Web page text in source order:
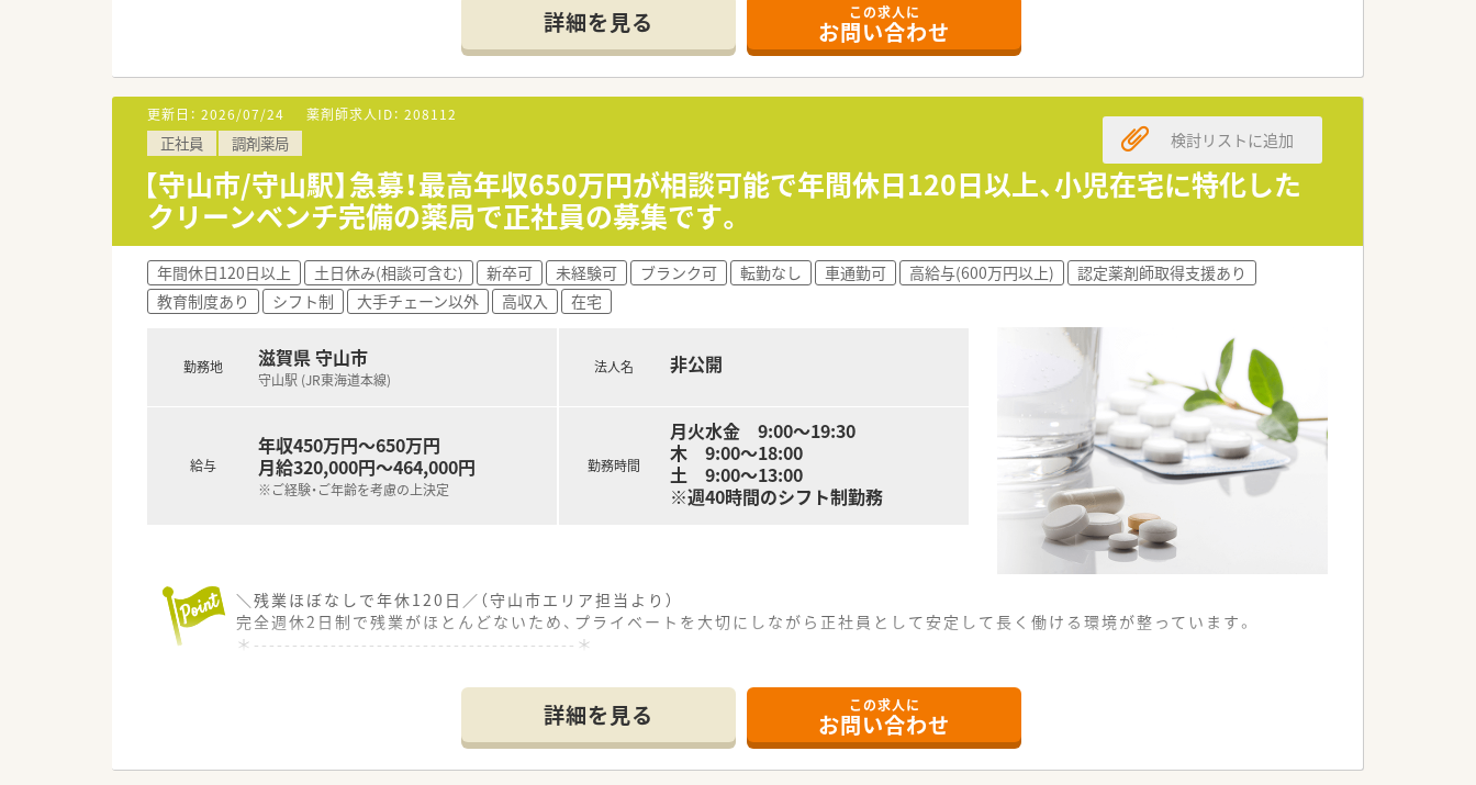
■JR東海道本線の守山駅から車で10分ほどの場所に位置しており、門前のクリニックと密に連携している調剤薬局です。
■応需科目は小児科が中心であり、同時に地域でも専門性の高い小児在宅医療へ積極的に取り組んでいるのが特徴です。
■処方箋枚数は1日平均60枚ほどとなっており、複数の薬剤師と事務スタッフがチームワーク良く対応しています。
【募集背景と求める人物像について】
■今後の複数店舗の開局予定や事業拡大を見据えた体制強化のための増員であり、会社の成長を支えてくれる方を募集します。
■小児在宅医療に対して強い興味や関心を持ち、患者様とそのご家族を支えたいという熱意のある方を求めています。
■在宅業務での配達などで車の運転が必須となるため、普通自動車運転免許を保有して実際に運転ができる方を歓迎します。
【法人特徴について】
■滋賀県を中心に店舗を展開しており、重度の障害を持つ子どもたちやそのご家族にお薬を届けるという理念を掲げています。
■元MRの代表自らが現場に立って小児在宅をメインに担当しており、社内の風通しが良く非常にクリーンな経営スタイルです。
■小児科の医療センターに勤務していた医師から開局の声が掛かるほど、地域社会や医療従事者から厚い信頼を得ています。
【想定される業務内容】
■門前の小児科クリニックから受け付ける処方箋に基づき、正確な調剤や適切な監査、丁寧な服薬指導の業務を行います。
■完備されている無菌調剤室（クリーンベンチ）を活用して、小児在宅医療に必要となる高度な調剤業務にも携わります。
■車を運転して患者様の居宅などへお薬の配達を行い、ご家族の不安に寄り添いながら在宅での服薬管理指導を担います。
詳細を見る この求人に
お問い合わせ
更新日： 2026/07/24 薬剤師求人ID： 208112
正社員 調剤薬局
【守山市/守山駅】急募！最高年収650万円が相談可能で年間休日120日以上、小児在宅に特化した
クリーンベンチ完備の薬局で正社員の募集です。
検討リストに追加
年間休日120日以上 土日休み(相談可含む) 新卒可 未経験可 ブランク可 転勤なし 車通勤可 高給与(600万円以上)
認定薬剤師取得支援あり
教育制度あり
シフト制 大手チェーン以外 高収入 在宅
勤務地 滋賀県 守山市
守山駅 (JR東海道本線)
給与
年収450万円～650万円
月給320,000円～464,000円
※ご経験・ご年齢を考慮の上決定
法人名 非公開
勤務時間
月火水金 9:00～19:30
木 9:00～18:00
土 9:00～13:00
※週40時間のシフト制勤務
＼残業ほぼなしで年休120日／（守山市エリア担当より）
完全週休2日制で残業がほとんどないため、プライベートを大切にしながら正社員として安定して長く働ける環境が整っています。
＊------------------------------------------＊
【店舗情報と応需状況について】
■JR東海道本線の守山駅からバスで10分ほどの場所に立地しており、マイカーでの通勤も可能で快適です。
■応需科目は小児科と在宅業務が中心で、地域の小児保健医療センターからの処方箋をメインに受け付けています。
■処方箋枚数は1日に30～40枚程度と比較的落ち着いており、患者様一人ひとりに丁寧に対応できます。
詳細を見る この求人に
お問い合わせ